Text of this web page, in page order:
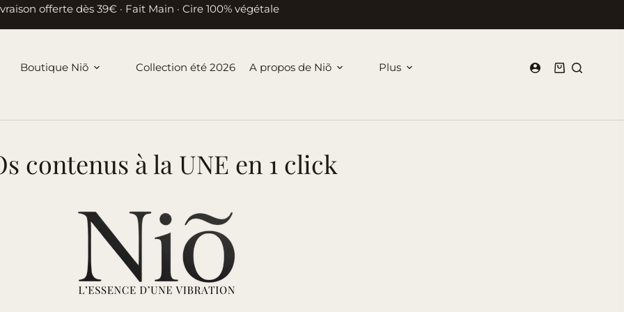
offerte dès 39€ · Fait Main · Cire 100% végétale
Boutique Niõ Collection été 2026 A propos de Niõ Plus
Panier
contenus à la UNE en 1 click